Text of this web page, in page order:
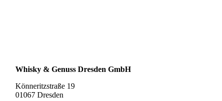
Whisky & Genuss Dresden GmbH
Könneritzstraße 19
01067 Dresden